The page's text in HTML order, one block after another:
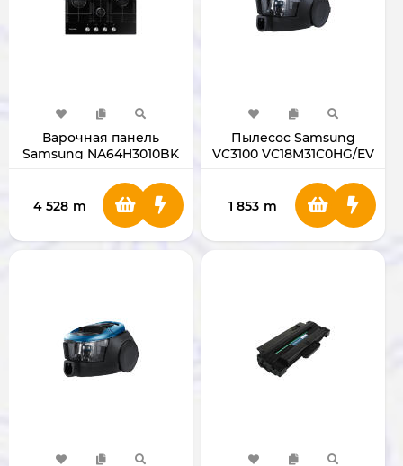
Варочная панель
Samsung NA64H3010BK
4 528 m
Пылесос Samsung
VC3100 VC18M31C0HG/EV
1 853 m